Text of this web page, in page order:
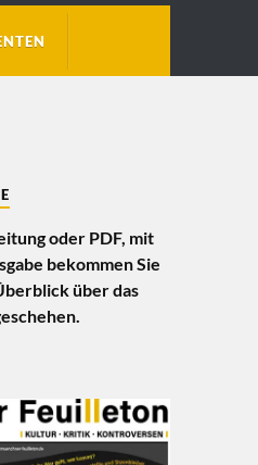
oder PDF, mit
bekommen Sie
über das